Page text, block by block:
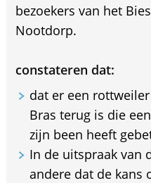
bezoekers van het
Nootdorp.
constateren dat:
dat er een
Bras terug is die
zijn been heeft
In de uitspraak van
andere dat de kans